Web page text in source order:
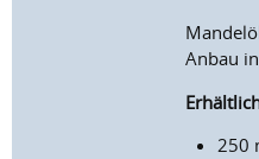
Anbau
250